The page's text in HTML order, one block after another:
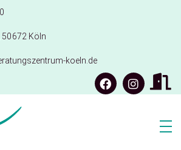
50672 Köln
koeln.de